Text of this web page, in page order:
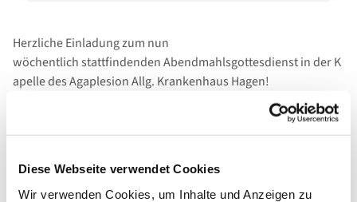
Diese Webseite verwendet Cookies
Wir verwenden Cookies, um Inhalte und Anzeigen zu
Herzliche Einladung zum nun
wöchentlich stattfindenden Abendmahlsgottesdienst in der K
apelle des Agaplesion Allg. Krankenhaus Hagen!